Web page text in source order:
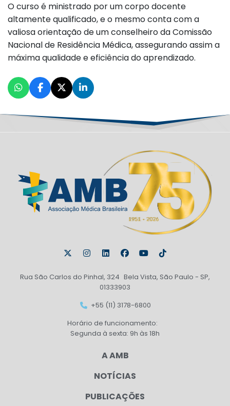
O curso é ministrado por um corpo docente
altamente qualificado, e o mesmo conta com a
valiosa orientação de um conselheiro da Comissão
Nacional de Residência Médica, assegurando assim a
máxima qualidade e eficiência do aprendizado.
Rua São Carlos do Pinhal, 324 Bela Vista, São Paulo - SP,
01333903
+55 (11) 3178-6800
Horário de funcionamento:
Segunda à sexta: 9h às 18h
A AMB
NOTÍCIAS
PUBLICAÇÕES